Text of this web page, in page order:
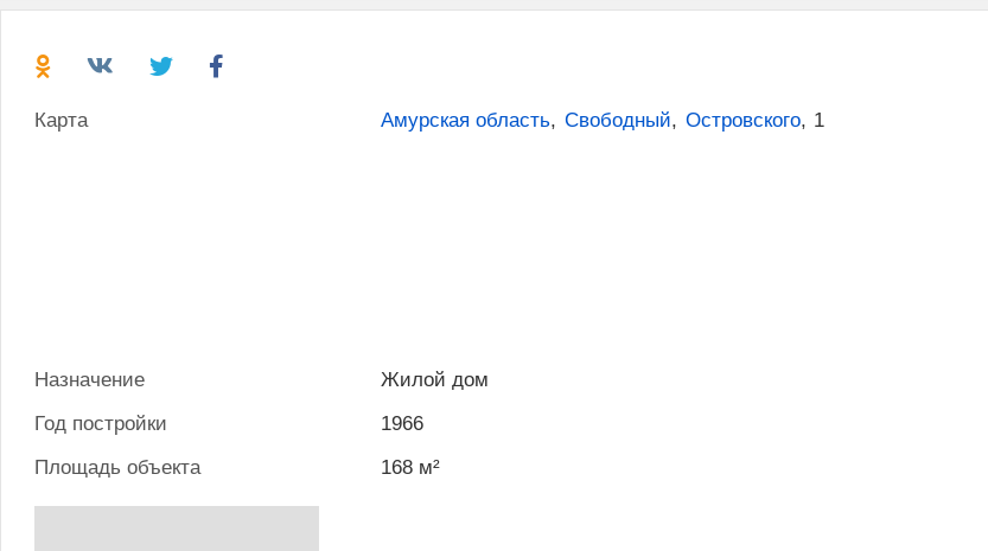
Карта Амурская область, Свободный, Островского, 1
Назначение
Жилой дом
Год постройки
1966
Площадь объекта
168 м²